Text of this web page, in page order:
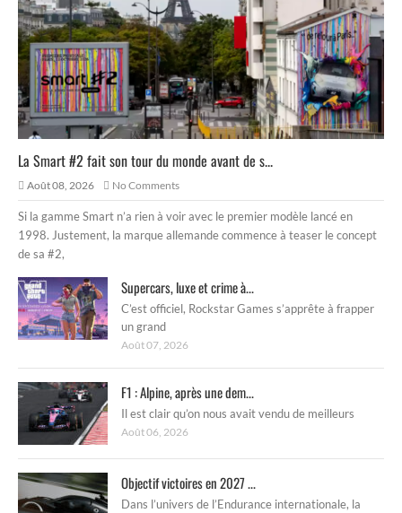
La Smart #2 fait son tour du monde avant de s...
Août 08, 2026 No Comments
Si la gamme Smart n’a rien à voir avec le premier modèle lancé en
1998. Justement, la marque allemande commence à teaser le concept
de sa #2,
Supercars, luxe et crime à...
C’est officiel, Rockstar Games s’apprête à frapper
un grand
Août 07, 2026
F1 : Alpine, après une dem...
Il est clair qu’on nous avait vendu de meilleurs
Août 06, 2026
Objectif victoires en 2027 ...
Dans l’univers de l’Endurance internationale, la